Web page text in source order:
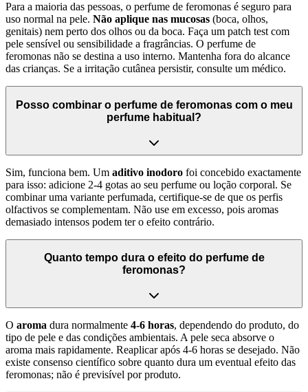
Para a maioria das pessoas, o perfume de feromonas é seguro para
uso normal na pele. Não aplique nas mucosas (boca, olhos,
genitais) nem perto dos olhos ou da boca. Faça um patch test com
pele sensível ou sensibilidade a fragrâncias. O perfume de
feromonas não se destina a uso interno. Mantenha fora do alcance
das crianças. Se a irritação cutânea persistir, consulte um médico.
Posso combinar o perfume de feromonas com o meu
perfume habitual?
Sim, funciona bem. Um aditivo inodoro foi concebido exactamente
para isso: adicione 2-4 gotas ao seu perfume ou loção corporal. Se
combinar uma variante perfumada, certifique-se de que os perfis
olfactivos se complementam. Não use em excesso, pois aromas
demasiado intensos podem ter o efeito contrário.
Quanto tempo dura o efeito do perfume de
feromonas?
O aroma dura normalmente 4-6 horas, dependendo do produto, do
tipo de pele e das condições ambientais. A pele seca absorve o
aroma mais rapidamente. Reaplicar após 4-6 horas se desejado. Não
existe consenso científico sobre quanto dura um eventual efeito das
feromonas; não é previsível por produto.